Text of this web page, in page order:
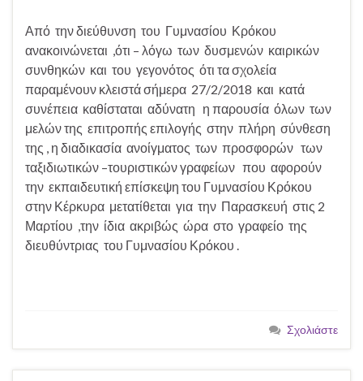
Από την διεύθυνση του Γυμνασίου Κρόκου
ανακοινώνεται ,ότι – λόγω των δυσμενών καιρικών
συνθηκών και του γεγονότος ότι τα σχολεία
παραμένουν κλειστά σήμερα 27/2/2018 και κατά
συνέπεια καθίσταται αδύνατη η παρουσία όλων των
μελών της επιτροπής επιλογής στην πλήρη σύνθεση
της , η διαδικασία ανοίγματος των προσφορών των
ταξιδιωτικών –τουριστικών γραφείων που αφορούν
την εκπαιδευτική επίσκεψη του Γυμνασίου Κρόκου
στην Κέρκυρα μετατίθεται για την Παρασκευή στις 2
Μαρτίου ,την ίδια ακριβώς ώρα στο γραφείο της
διευθύντριας του Γυμνασίου Κρόκου .
Σχολιάστε